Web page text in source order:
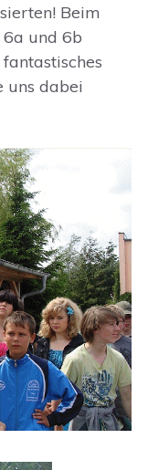
Beim
und 6b
uns dabei